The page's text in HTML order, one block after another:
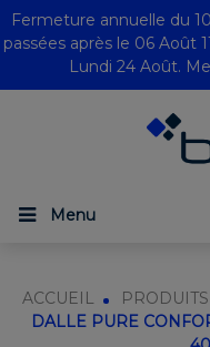
Fermeture annuelle du
passées après le 06 Août
Lundi 24 Août.
Menu
ACCUEIL PRODUITS
DALLE PURE